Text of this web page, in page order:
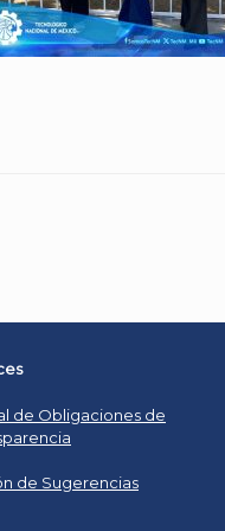
de Obligaciones de
de Sugerencias